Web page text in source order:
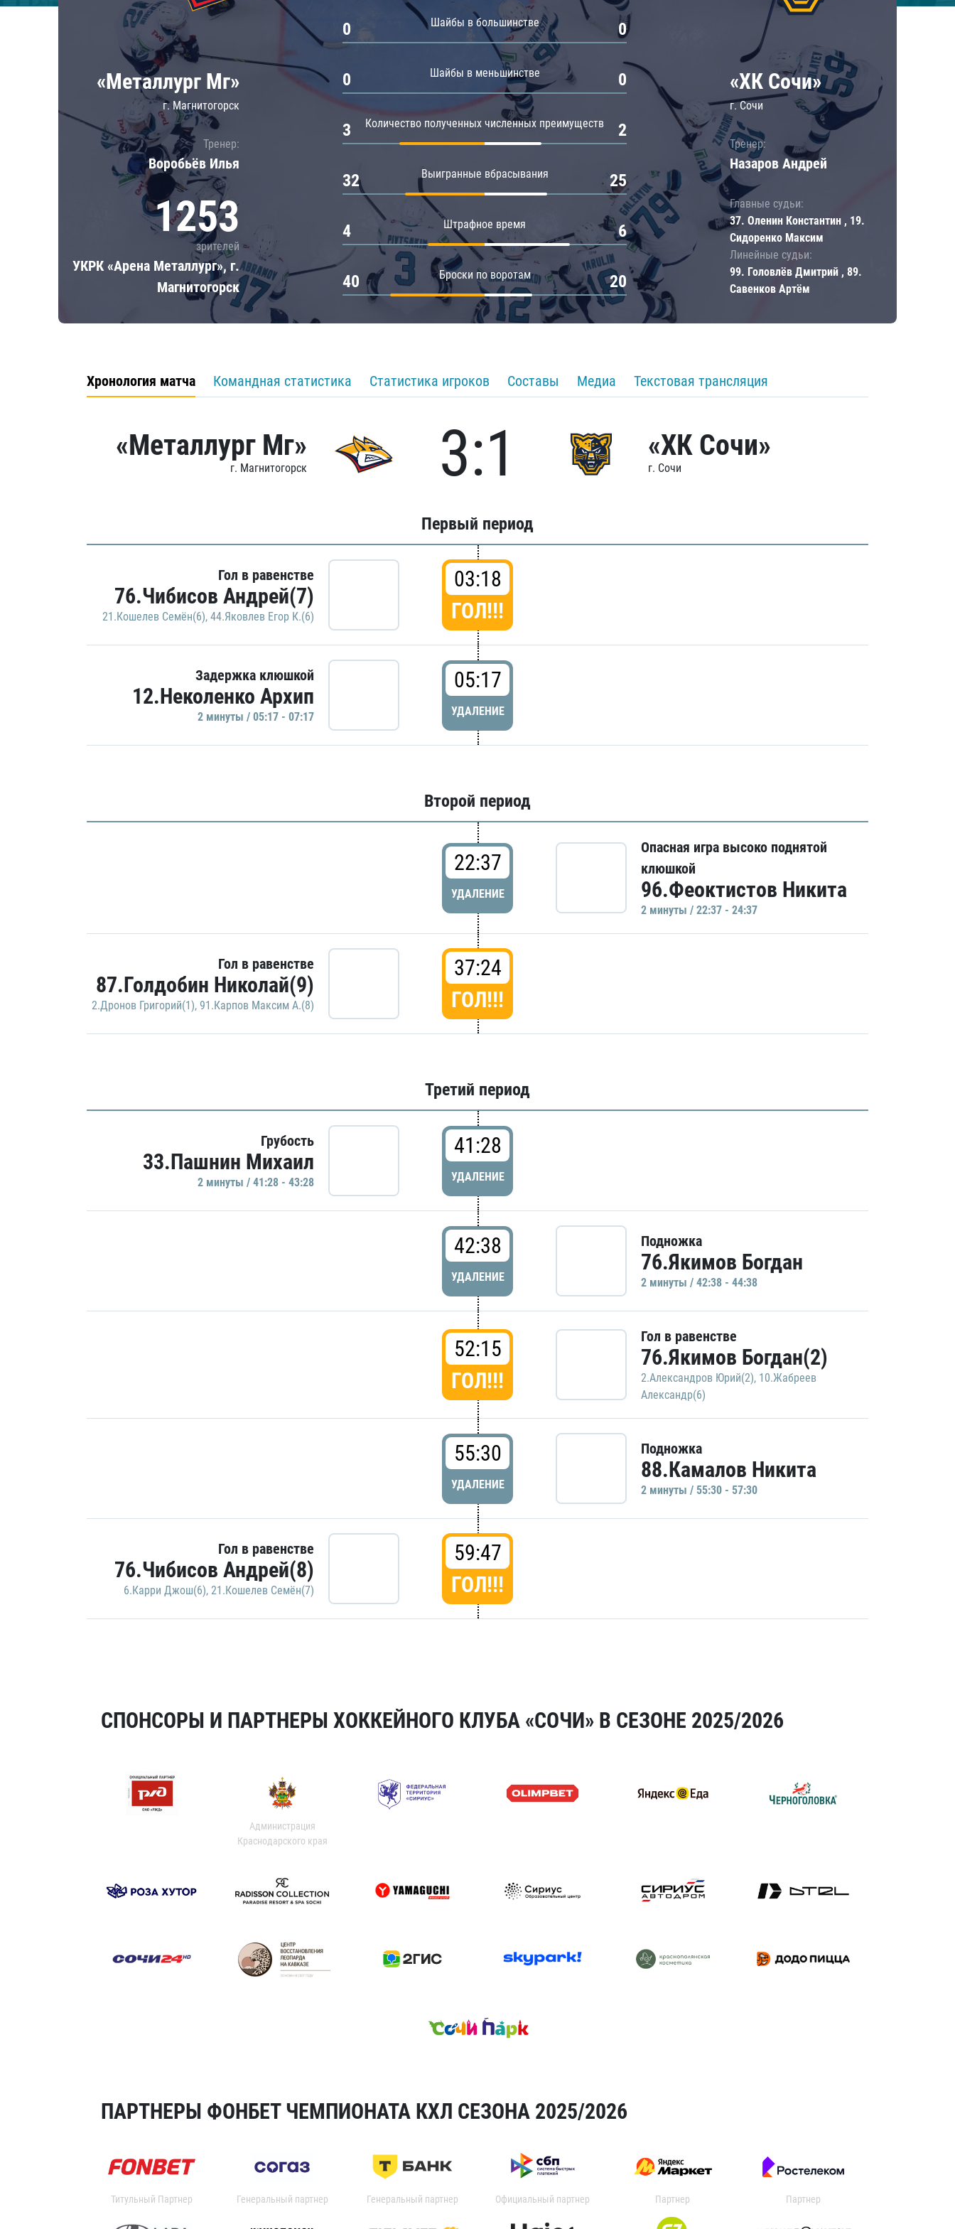
Локомотив
ЦСКА
Шанхайские Драконы
«Металлург Мг»
г. Магнитогорск
Тренер:
Воробьёв Илья
1253
зрителей
УКРК «Арена Металлург», г.
Магнитогорск
Шайбы в большинстве
0 0
Шайбы в меньшинстве
0 0
Количество полученных численных преимуществ
3 2
Выигранные вбрасывания
32 25
Штрафное время
4 6
Броски по воротам
40 20
«ХК Сочи»
г. Сочи
Тренер:
Назаров Андрей
Главные судьи:
37. Оленин Константин , 19.
Сидоренко Максим
Линейные судьи:
99. Головлёв Дмитрий , 89.
Савенков Артём
Хронология матча Командная статистика Статистика игроков Составы Медиа Текстовая трансляция
«Металлург Мг»
г. Магнитогорск 3:1 «ХК Сочи»
г. Сочи
Первый период
Гол в равенстве
76.Чибисов Андрей(7)
21.Кошелев Семён(6), 44.Яковлев Егор К.(6)
03:18
ГОЛ!!!
Задержка клюшкой
12.Неколенко Архип
2 минуты / 05:17 - 07:17
05:17
УДАЛЕНИЕ
Второй период
22:37
УДАЛЕНИЕ
Опасная игра высоко поднятой
клюшкой
96.Феоктистов Никита
2 минуты / 22:37 - 24:37
Гол в равенстве
87.Голдобин Николай(9)
2.Дронов Григорий(1), 91.Карпов Максим А.(8)
37:24
ГОЛ!!!
Третий период
Грубость
33.Пашнин Михаил
2 минуты / 41:28 - 43:28
41:28
УДАЛЕНИЕ
42:38
УДАЛЕНИЕ
Подножка
76.Якимов Богдан
2 минуты / 42:38 - 44:38
52:15
ГОЛ!!!
Гол в равенстве
76.Якимов Богдан(2)
2.Александров Юрий(2), 10.Жабреев
Александр(6)
55:30
УДАЛЕНИЕ
Подножка
88.Камалов Никита
2 минуты / 55:30 - 57:30
Гол в равенстве
76.Чибисов Андрей(8)
6.Карри Джош(6), 21.Кошелев Семён(7)
59:47
ГОЛ!!!
СПОНСОРЫ И ПАРТНЕРЫ ХОККЕЙНОГО КЛУБА «СОЧИ» В СЕЗОНЕ 2025/2026
Администрация
Краснодарского края
ПАРТНЕРЫ ФОНБЕТ ЧЕМПИОНАТА КХЛ СЕЗОНА 2025/2026
Титульный Партнер Генеральный партнер Генеральный партнер Официальный партнер Партнер Партнер